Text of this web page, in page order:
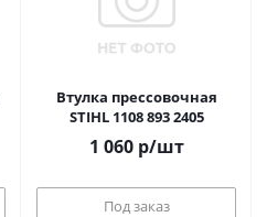
Втулка прессовочная
STIHL 1108 893 2405
1 060р/шт
Под заказ